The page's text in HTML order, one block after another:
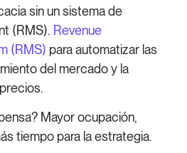
sin un sistema de
(RMS). Revenue
(RMS) para automatizar las
del mercado y la
Mayor ocupación,
tiempo para la estrategia.